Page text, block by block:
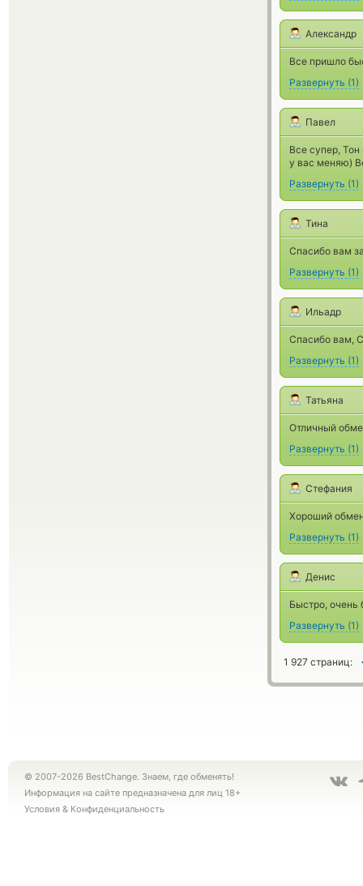
Александр
Все пришло
Развернуть (1)
Павел
Все супер,
у вас меняю)
Развернуть (1)
Тина
Спасибо вам
Развернуть (1)
Ильадр
Спасибо вам,
Развернуть (1)
Татьяна
Отличный
Развернуть (1)
Стефания
Хороший
Развернуть (1)
Денис
Быстро, очень
Развернуть (1)
1 927 страниц:
© 2007-2026 BestChange. Знаем, где обменять!
Информация на сайте предназначена для лиц 18+
Условия & Конфиденциальность